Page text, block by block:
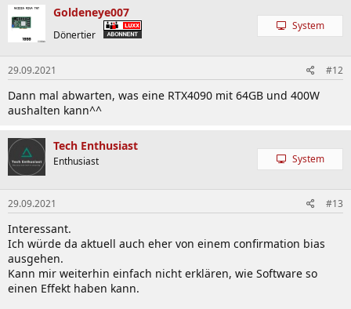
k
t
n
e
n
:
Goldeneye007
Dönertier
System
29.09.2021 #12
Dann mal abwarten, was eine RTX4090 mit 64GB und 400W
aushalten kann^^
Tech Enthusiast
Enthusiast System
29.09.2021 #13
Interessant.
Ich würde da aktuell auch eher von einem confirmation bias
ausgehen.
Kann mir weiterhin einfach nicht erklären, wie Software so
einen Effekt haben kann.